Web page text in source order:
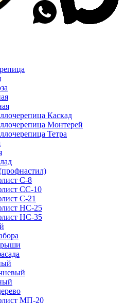
Каскад
Монтерей
Тетра
С-8
СС-10
C-21
НС-25
НС-35
МП-20